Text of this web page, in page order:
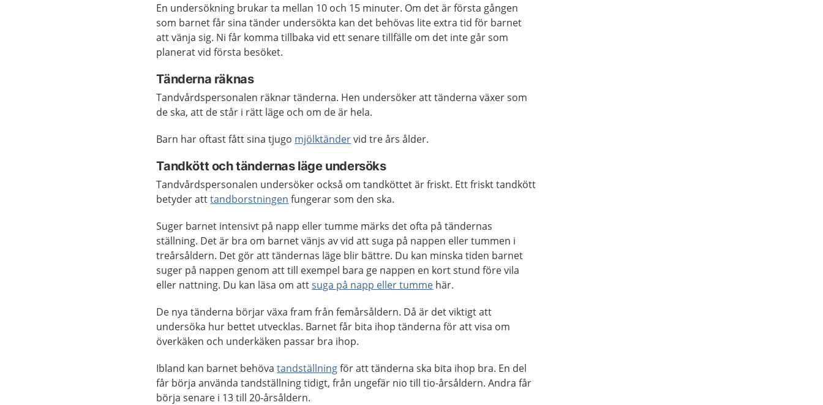
En undersökning brukar ta mellan 10 och 15 minuter. Om det är första gången
som barnet får sina tänder undersökta kan det behövas lite extra tid för barnet
att vänja sig. Ni får komma tillbaka vid ett senare tillfälle om det inte går som
planerat vid första besöket.
Tänderna räknas
Tandvårdspersonalen räknar tänderna. Hen undersöker att tänderna växer som
de ska, att de står i rätt läge och om de är hela.
Barn har oftast fått sina tjugo mjölktändervid tre års ålder.
Tandkött och tändernas läge undersöks
Tandvårdspersonalen undersöker också om tandköttet är friskt. Ett friskt tandkött
betyder atttandborstningen fungerar som den ska.
Suger barnet intensivt på napp eller tumme märks det ofta på tändernas
ställning. Det är bra om barnet vänjs av vid att suga på nappen eller tummen i
treårsåldern. Det gör att tändernas läge blir bättre. Du kan minska tiden barnet
suger på nappen genom att till exempel bara ge nappen en kort stund före vila
eller nattning. Du kan läsa om attsuga på napp eller tumme här.
De nya tänderna börjar växa fram från femårsåldern. Då är det viktigt att
undersöka hur bettet utvecklas. Barnet får bita ihop tänderna för att visa om
överkäken och underkäken passar bra ihop.
Ibland kan barnet behövatandställningför att tänderna ska bita ihop bra. En del
får börja använda tandställning tidigt, från ungefär nio till tio-årsåldern. Andra får
börja senare i 13 till 20-årsåldern.